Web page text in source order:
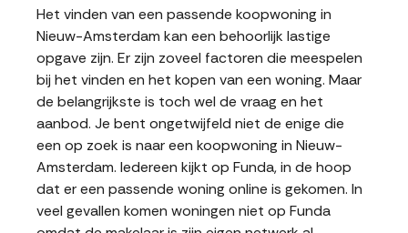
Het vinden van een passende koopwoning in
Nieuw-Amsterdam kan een behoorlijk lastige
opgave zijn. Er zijn zoveel factoren die meespelen
bij het vinden en het kopen van een woning. Maar
de belangrijkste is toch wel de vraag en het
aanbod. Je bent ongetwijfeld niet de enige die
een op zoek is naar een koopwoning in Nieuw-
Amsterdam. Iedereen kijkt op Funda, in de hoop
dat er een passende woning online is gekomen. In
veel gevallen komen woningen niet op Funda